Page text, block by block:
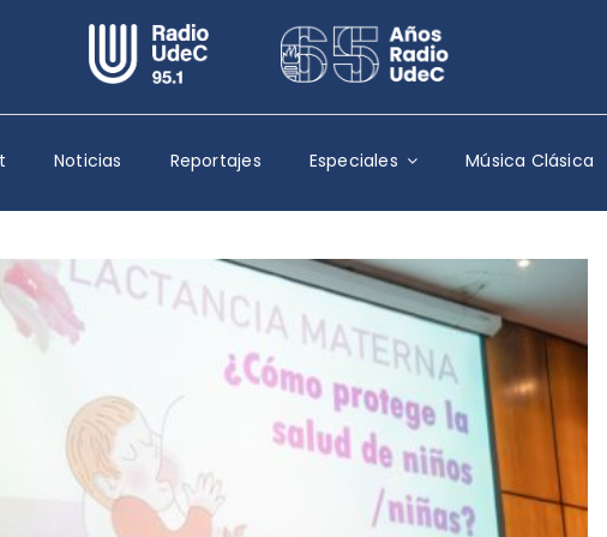
Escuchar Radio UdeC en vivo
Quiénes Somos
Programación
Podcast
Noticias
Reportajes
Columnas
Música Clásica
Especiales
Noticias Reportajes Especiales Música Clásica